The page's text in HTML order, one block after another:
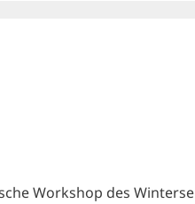
Workshop des